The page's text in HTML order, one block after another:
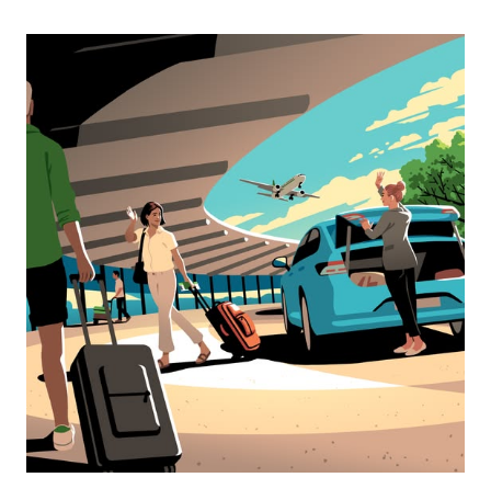
interagir
o
calendário
e
selecionar
uma
data.
Prima
botão
Esc
fechar
o
calendário.